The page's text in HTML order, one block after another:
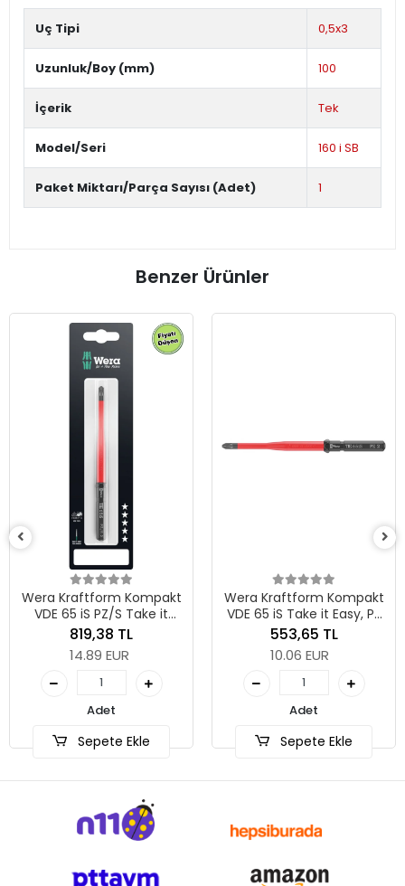
Uç Tipi 0,5x3
Uzunluk/Boy (mm) 100
İçerik Tek
Model/Seri 160 i SB
Paket Miktarı/Parça Sayısı (Adet) 1
Benzer Ürünler
Wera Kraftform Kompakt
VDE 65 iS PZ/S Take it
Easy SB, # 2 x 157 mm
819,38 TL
14.89 EUR
Adet
Sepete Ekle
Wera Kraftform Kompakt
VDE 65 iS Take it Easy, PZ
2 x 157 mm
553,65 TL
10.06 EUR
Adet
Sepete Ekle